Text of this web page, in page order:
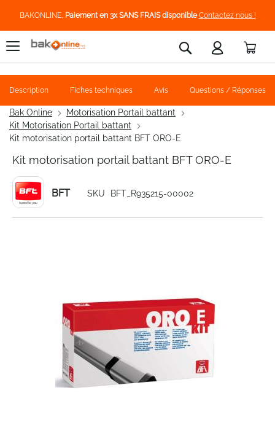
BAKONLINE, Paiement en 3x SANS FRAIS disponible Contactez nous !
Rechercher
Bak Online
Motorisation Portail battant
Kit Motorisation Portail battant
Kit motorisation portail battant BFT ORO-E
Kit motorisation portail battant BFT ORO-E
BFT SKU BFT_R935215-00002
Description Fiches techniques Avis Questions / Réponses